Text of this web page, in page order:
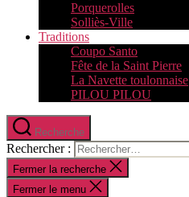
Porquerolles
Solliès-Ville
Traditions
Coupo Santo
Fête de la Saint Pierre
La Navette toulonnaise
PILOU PILOU
Recherche
Rechercher :
Fermer la recherche
Fermer le menu